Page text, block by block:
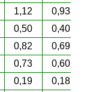
1,12 0,93
0,50 0,40
0,82 0,69
0,73 0,60
0,19 0,18